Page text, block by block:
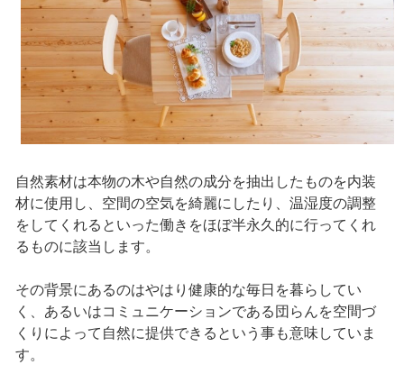
自然素材は本物の木や自然の成分を抽出したものを内装
材に使用し、空間の空気を綺麗にしたり、温湿度の調整
をしてくれるといった働きをほぼ半永久的に行ってくれ
るものに該当します。
その背景にあるのはやはり健康的な毎日を暮らしてい
く、あるいはコミュニケーションである団らんを空間づ
くりによって自然に提供できるという事も意味していま
す。